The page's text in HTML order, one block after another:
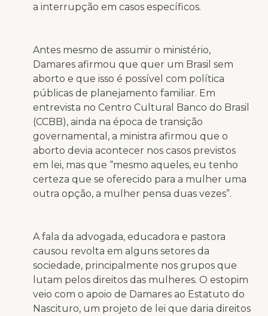
a interrupção em casos específicos.
Antes mesmo de assumir o ministério,
Damares afirmou que quer um Brasil sem
aborto e que isso é possível com política
públicas de planejamento familiar. Em
entrevista no Centro Cultural Banco do Brasil
(CCBB), ainda na época de transição
governamental, a ministra afirmou que o
aborto devia acontecer nos casos previstos
em lei, mas que “mesmo aqueles, eu tenho
certeza que se oferecido para a mulher uma
outra opção, a mulher pensa duas vezes”.
A fala da advogada, educadora e pastora
causou revolta em alguns setores da
sociedade, principalmente nos grupos que
lutam pelos direitos das mulheres. O estopim
veio com o apoio de Damares ao Estatuto do
Nascituro, um projeto de lei que daria direitos